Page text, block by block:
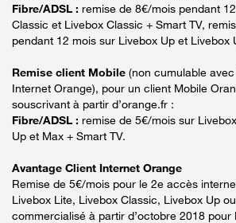
Fibre/ADSL : remise de 8€/mois pendant
Classic et Livebox Classic + Smart TV,
pendant 12 mois sur Livebox Up et Livebox
Remise client Mobile (non cumulable avec
Internet Orange), pour un client Mobile
souscrivant à partir d’orange.fr :
Fibre/ADSL : remise de 5€/mois sur
Up et Max + Smart TV.
Avantage Client Internet Orange
Remise de 5€/mois pour le 2e accès
Livebox Lite, Livebox Classic, Livebox Up
commercialisé à partir d’octobre 2018 pour